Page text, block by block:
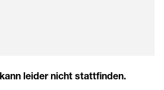
leider nicht stattfinden.